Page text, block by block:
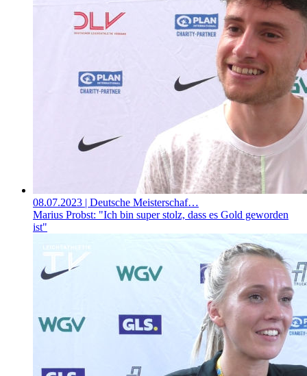
08.07.2023 | Deutsche Meisterschaf…
Marius Probst: "Ich bin super stolz, dass es Gold geworden
ist"